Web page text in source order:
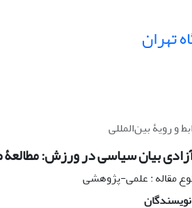
تهران
و رویۀ بین‌المللی
بیان سیاسی در ورزش: مطالعۀ
مقاله : علمی-پژوهشی
نویسندگان